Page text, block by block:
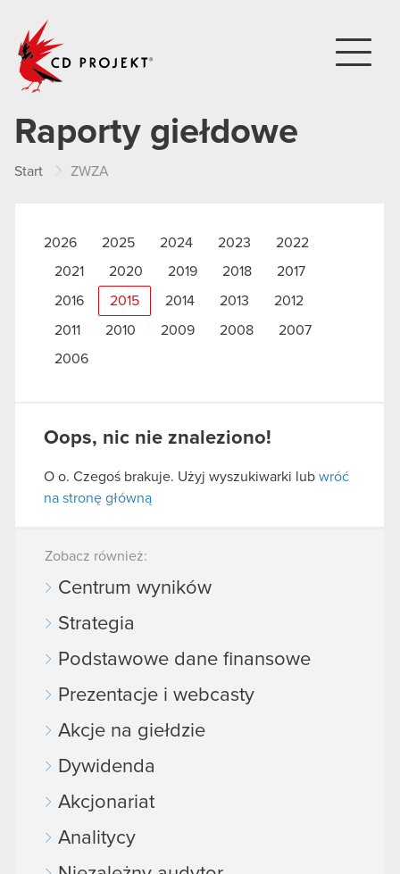
Raporty giełdowe
Start ZWZA
2026 2025 2024 2023
2022
2021
2020 2019 2018 2017
2016 2015 2014 2013 2012
2011 2010 2009 2008
2007
2006
Oops, nic nie znaleziono!
O o. Czegoś brakuje. Użyj wyszukiwarki lub wróć
na stronę główną
Zobacz również:
Centrum wyników
Strategia
Podstawowe dane finansowe
Prezentacje i webcasty
Akcje na giełdzie
Dywidenda
Akcjonariat
Analitycy